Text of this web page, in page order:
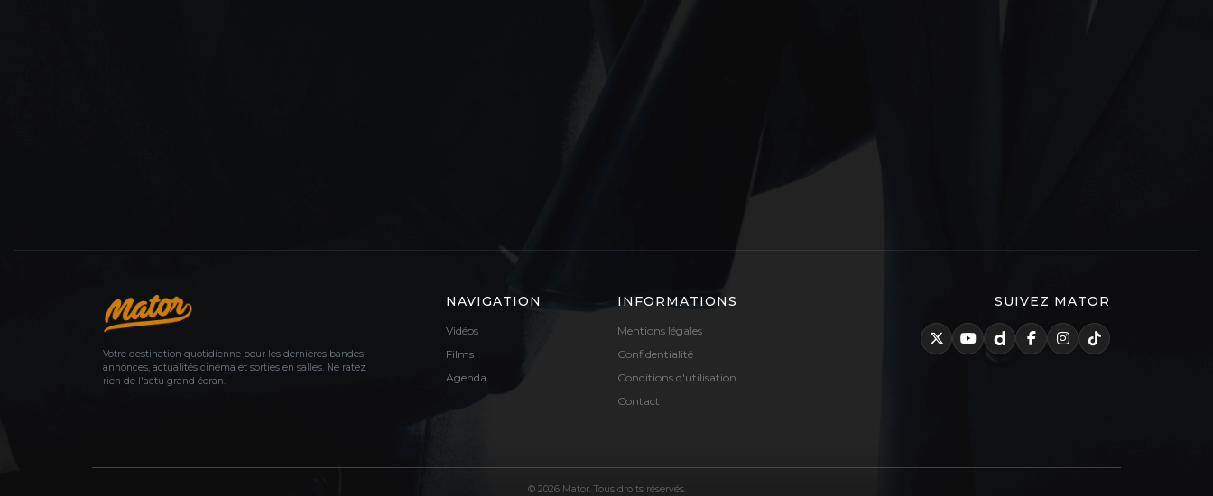
Votre destination quotidienne pour les dernières bandes-
annonces, actualités cinéma et sorties en salles. Ne ratez
rien de l'actu grand écran.
NAVIGATION
Vidéos
Films
Agenda
INFORMATIONS
Mentions légales
Confidentialité
Conditions d'utilisation
Contact
SUIVEZ MATOR
© 2026 Mator. Tous droits réservés.